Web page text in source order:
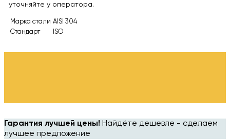
уточняйте у оператора.
Марка стали AISI 304
Стандарт
ISO
Гарантия лучшей цены! Найдёте дешевле - сделаем
лучшее предложение